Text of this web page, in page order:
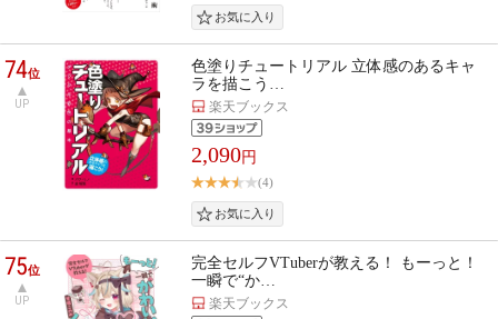
74位
UP
色塗りチュートリアル 立体感のあるキャ
ラを描こう…
楽天ブックス
2,090円
(4)
75位
UP
完全セルフVTuberが教える！ もーっと！
一瞬で“か…
楽天ブックス